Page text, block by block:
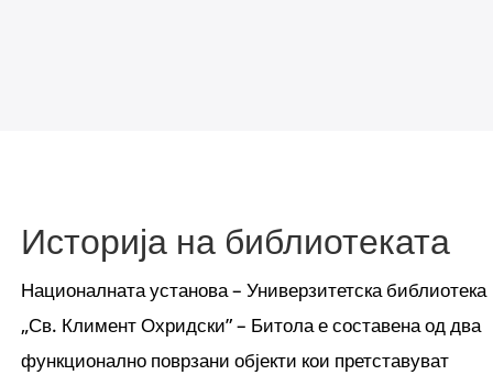
Историја на библиотеката
Националната установа – Универзитетска библиотека
„Св. Климент Охридски” – Битола е составена од два
функционално поврзани објекти кои претставуват